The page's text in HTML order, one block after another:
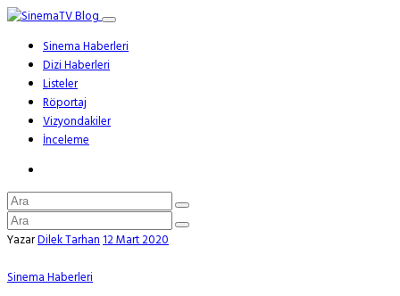
Sinema Haberleri
Dizi Haberleri
Listeler
Röportaj
Vizyondakiler
İnceleme
YazarDilek Tarhan12 Mart 2020
Sinema Haberleri